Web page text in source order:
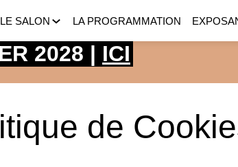
LE SALON LA PROGRAMMATION
de
2028 | ICI